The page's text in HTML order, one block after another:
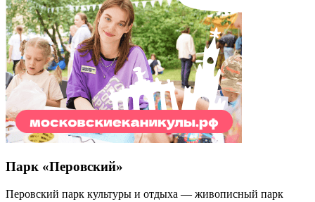
Парк «Перовский»
Перовский парк культуры и отдыха — живописный парк